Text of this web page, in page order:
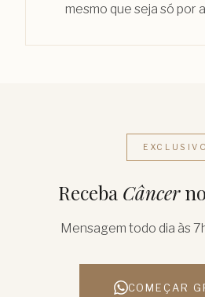
mesmo que seja só por
EXCLUSIVO
Receba Câncer
Mensagem todo dia às
COMEÇAR